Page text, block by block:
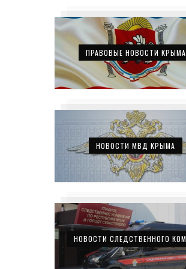
ПРАВОВЫЕ НОВОСТИ КРЫМА
НОВОСТИ МВД КРЫМА